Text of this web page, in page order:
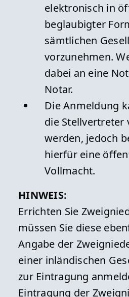
elektronisch in
beglaubigter
sämtlichen
vorzunehmen.
dabei an eine
Notar.
Die Anmeldung
die Stellvertreter
werden, jedoch
hierfür eine
Vollmacht.
HINWEIS:
Errichten Sie
müssen Sie diese
Angabe der
einer inländischen
zur Eintragung
Eintragung der